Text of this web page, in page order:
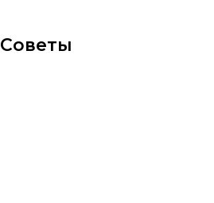
Советы